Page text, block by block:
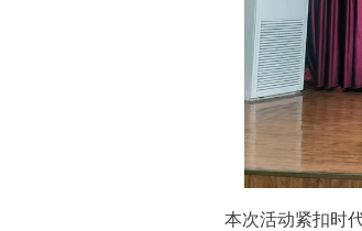
本次活动紧扣时代